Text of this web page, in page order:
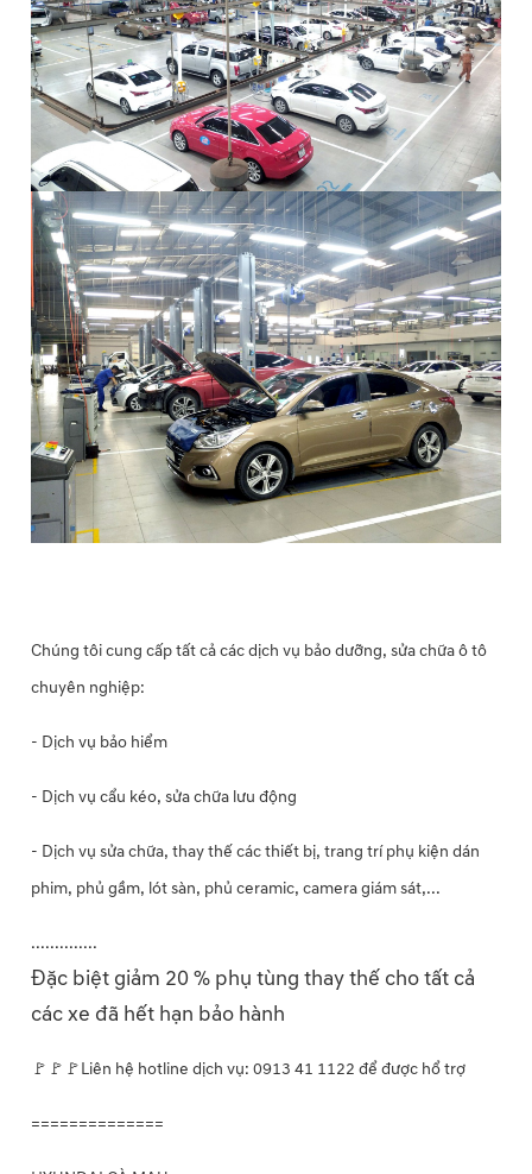
Chúng tôi cung cấp tất cả các dịch vụ bảo dưỡng, sửa chữa ô tô
chuyên nghiệp:
- Dịch vụ bảo hiểm
- Dịch vụ cẩu kéo, sửa chữa lưu động
- Dịch vụ sửa chữa, thay thế các thiết bị, trang trí phụ kiện dán
phim, phủ gầm, lót sàn, phủ ceramic, camera giám sát,...
..............
Đặc biệt giảm 20 % phụ tùng thay thế cho tất cả
các xe đã hết hạn bảo hành
🚩🚩🚩Liên hệ hotline dịch vụ: 0913 41 1122 để được hổ trợ
==============